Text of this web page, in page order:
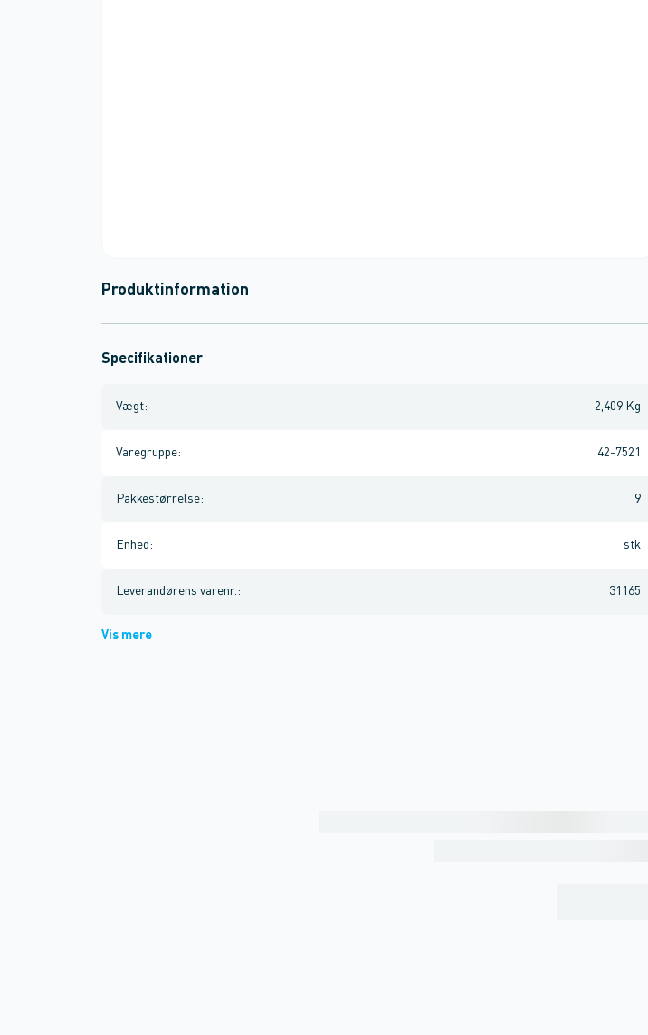
Produktinformation
Specifikationer
Vægt: 2,409 Kg
Varegruppe: 42-7521
Pakkestørrelse: 9
Enhed : stk
Leverandørens varenr. : 31165
Vis mere